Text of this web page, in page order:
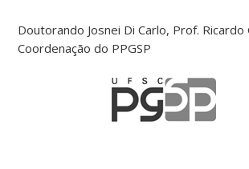
Doutorando Josnei Di Carlo, Prof. Ricardo
Coordenação do PPGSP